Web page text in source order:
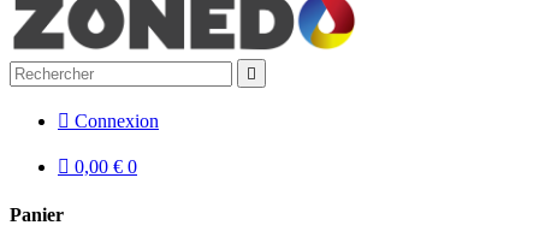

 Connexion
 0,00 € 0
Panier